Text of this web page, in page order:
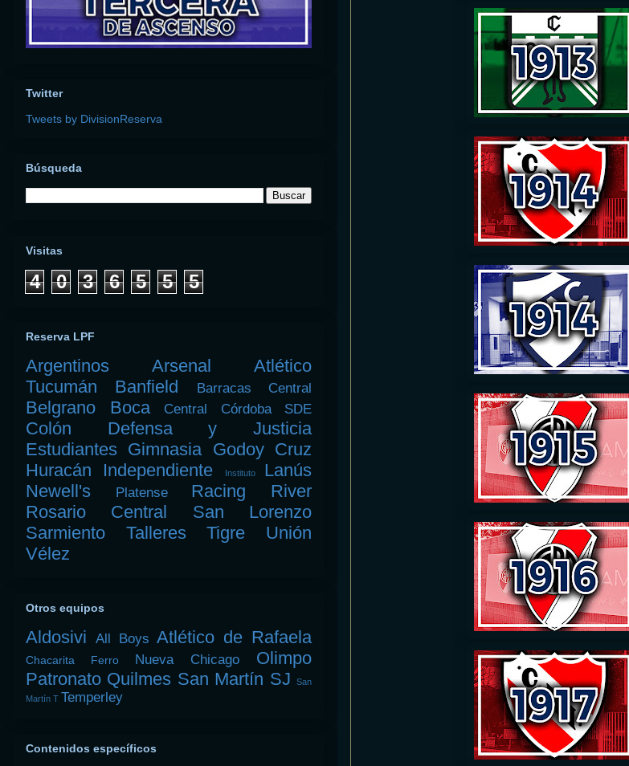
Twitter
Tweets by DivisionReserva
Búsqueda
Visitas
4 0 3 6 5 5 5
Reserva LPF
Argentinos Arsenal
Atlético
Tucumán
Banfield Barracas Central
Belgrano Boca Central Córdoba SDE
Colón
Defensa y Justicia
Estudiantes Gimnasia Godoy Cruz
Huracán
Independiente Instituto
Lanús
Newell's
Platense Racing
River
Rosario Central
San Lorenzo
Sarmiento
Talleres Tigre
Unión
Vélez
Otros equipos
Aldosivi All Boys Atlético de Rafaela
Chacarita Ferro Nueva Chicago
Olimpo
Patronato Quilmes San Martín SJ
San
Martín T Temperley
Contenidos específicos